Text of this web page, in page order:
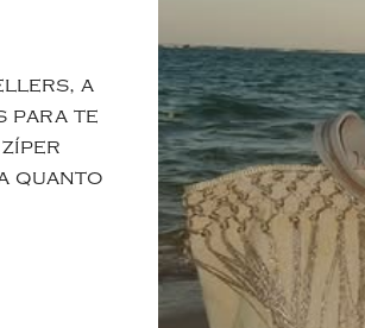
a
para te
quanto